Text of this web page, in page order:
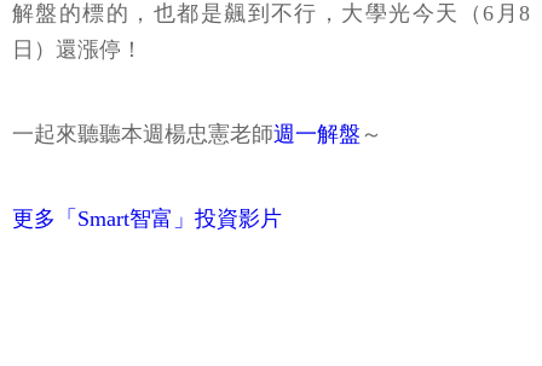
解盤的標的，也都是飆到不行，大學光今天（6月8
日）還漲停！
一起來聽聽本週楊忠憲老師週一解盤 ～
更多「Smart智富」投資影片